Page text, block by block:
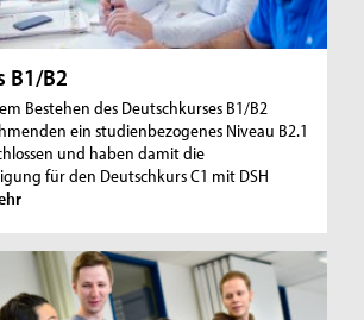
B1/B2
Bestehen des Deutschkurses B1/B2
ein studienbezogenes Niveau B2.1
und haben damit die
für den Deutschkurs C1 mit DSH